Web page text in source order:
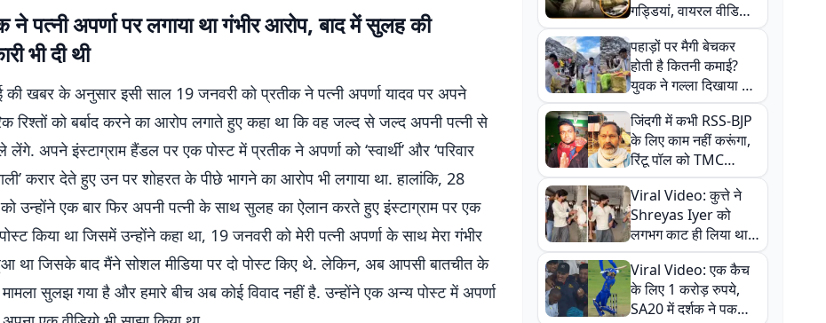
ने पत्नी अपर्णा पर लगाया था गंभीर आरोप, बाद में सुलह की
भी दी थी
की खबर के अनुसार इसी साल 19 जनवरी को प्रतीक ने पत्नी अपर्णा यादव पर अपने
रिश्तों को बर्बाद करने का आरोप लगाते हुए कहा था कि वह जल्द से जल्द अपनी पत्नी से
अपने इंस्टाग्राम हैंडल पर एक पोस्ट में प्रतीक ने अपर्णा को ‘स्वार्थी’ और ‘परिवार
करार देते हुए उन पर शोहरत के पीछे भागने का आरोप भी लगाया था. हालांकि, 28
उन्होंने एक बार फिर अपनी पत्नी के साथ सुलह का ऐलान करते हुए इंस्टाग्राम पर एक
पोस्ट किया था जिसमें उन्होंने कहा था, 19 जनवरी को मेरी पत्नी अपर्णा के साथ मेरा गंभीर
था जिसके बाद मैंने सोशल मीडिया पर दो पोस्ट किए थे. लेकिन, अब आपसी बातचीत के
सुलझ गया है और हमारे बीच अब कोई विवाद नहीं है. उन्होंने एक अन्य पोस्ट में अपर्णा
गड्डियां, वायरल वीडियो
से राजनीति में उबाल,
अजित महतो बोले- TMC
की गंदी चाल
पहाड़ों पर मैगी बेचकर
होती है कितनी कमाई?
युवक ने गल्ला दिखाया तो
नौकरी वालों के खड़े हो गए
कान
जिंदगी में कभी RSS-BJP
के लिए काम नहीं करूंगा,
रिंटू पॉल को TMC
ऑफिस में ले जाकर पीटा,
Video वायरल
Viral Video: कुत्ते ने
Shreyas Iyer को
लगभग काट ही लिया था,
न्यूजीलैंड सीरीज से पहले
बाल-बाल बचे
Viral Video: एक कैच
के लिए 1 करोड़ रुपये,
SA20 में दर्शक ने पकड़ा